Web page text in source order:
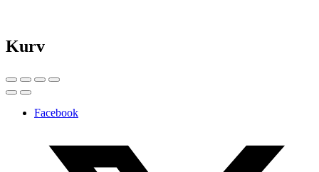
Kurv
Facebook